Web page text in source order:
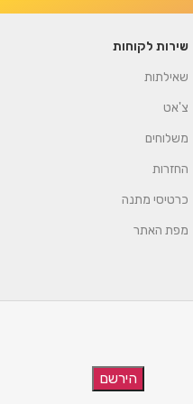
שירות לקוחות
שאילתות
צ'אט
משלוחים
החזרות
כרטיסי מתנה
מפת האתר
הירשם